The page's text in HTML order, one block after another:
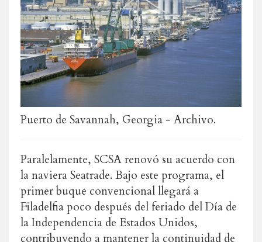
Puerto de Savannah, Georgia - Archivo.
Paralelamente, SCSA renovó su acuerdo con
la naviera Seatrade. Bajo este programa, el
primer buque convencional llegará a
Filadelfia poco después del feriado del Día de
la Independencia de Estados Unidos,
contribuyendo a mantener la continuidad de